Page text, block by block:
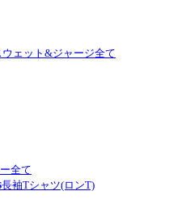
ウェット&ジャージ全て
全て
長袖Tシャツ(ロンT)